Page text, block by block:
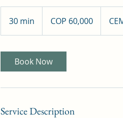
30 min
0
i
n
pesosCOP 60,000
Book Now
Service Description